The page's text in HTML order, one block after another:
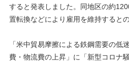
すると発表しました。同地区の約
置転換などにより雇用を維持するとの
「米中貿易摩擦による鉄鋼需要の低
費・物流費の上昇」に「新型コロナ